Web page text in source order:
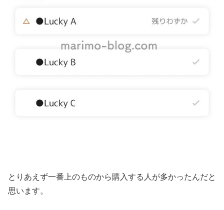
とりあえず一番上のものから購入する人が多かったんだと
思います。